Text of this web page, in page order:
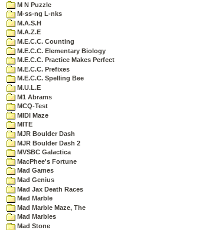
M N Puzzle
M-ss-ng L-nks
M.A.S.H
M.A.Z.E
M.E.C.C. Counting
M.E.C.C. Elementary Biology
M.E.C.C. Practice Makes Perfect
M.E.C.C. Prefixes
M.E.C.C. Spelling Bee
M.U.L.E
M1 Abrams
MCQ-Test
MIDI Maze
MITE
MJR Boulder Dash
MJR Boulder Dash 2
MVSBC Galactica
MacPhee's Fortune
Mad Games
Mad Genius
Mad Jax Death Races
Mad Marble
Mad Marble Maze, The
Mad Marbles
Mad Stone